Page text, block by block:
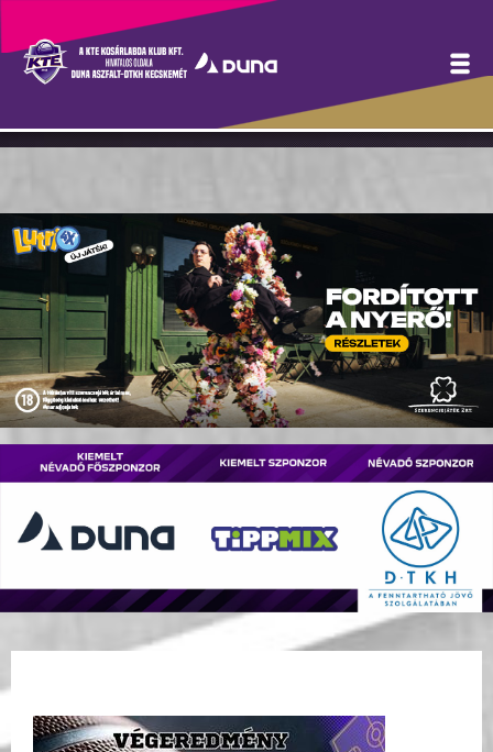
Egylabdás meccsen
kaptunk ki Szegeden